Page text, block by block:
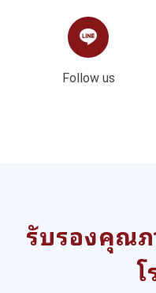
Follow us
รับรองคุณ